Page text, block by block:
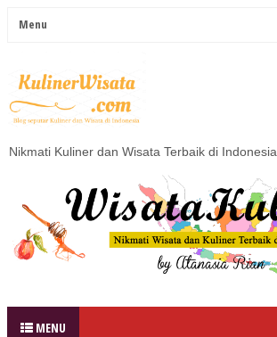
Nikmati Kuliner dan Wisata Terbaik di Indonesia
MENU